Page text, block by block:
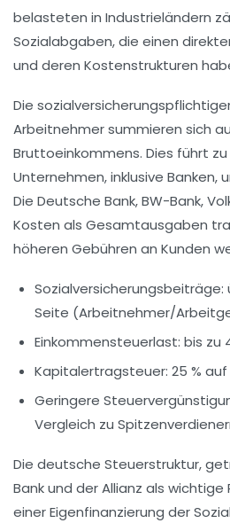
belasteten in Industrieländern
Sozialabgaben, die einen
und deren Kostenstrukturen
Die
Arbeitnehmer summieren sich
Bruttoeinkommens. Dies führt
Unternehmen, inklusive Banken,
Die Deutsche Bank, BW-Bank,
Kosten als Gesamtausgaben
höheren Gebühren an Kunden
Seite (Arbeitnehmer/
Einkommensteuerlast: bis zu
Kapitalertragsteuer: 25 %
Geringere
Vergleich zu
Die deutsche Steuerstruktur,
Bank und der Allianz als
einer Eigenfinanzierung der